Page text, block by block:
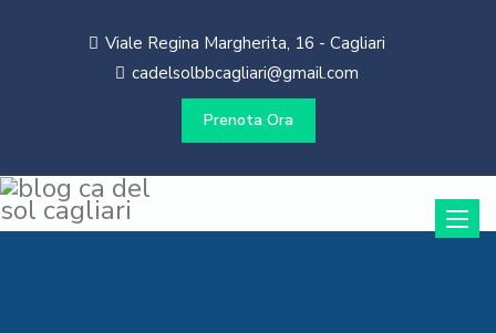
Viale Regina Margherita, 16 - Cagliari
cadelsolbbcagliari@gmail.com
Prenota Ora
Toggle